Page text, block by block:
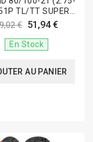
TL/TT SUPER
YELLOW M+S
€ 51,94 €
En Stock
AU PANIER